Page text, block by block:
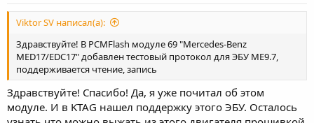
Viktor SV написал(а):
Здравствуйте! В PCMFlash модуле 69 "Mercedes-Benz
MED17/EDC17" добавлен тестовый протокол для ЭБУ ME9.7,
поддерживается чтение, запись
Здравствуйте! Спасибо! Да, я уже почитал об этом
модуле. И в KTAG нашел поддержку этого ЭБУ. Осталось